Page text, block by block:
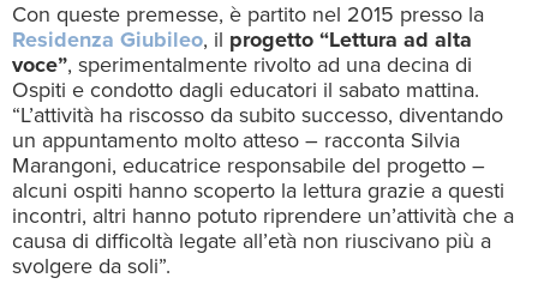
Con queste premesse, è partito nel 2015 presso la
Residenza Giubileo, il progetto “Lettura ad alta
voce”, sperimentalmente rivolto ad una decina di
Ospiti e condotto dagli educatori il sabato mattina.
“L’attività ha riscosso da subito successo, diventando
un appuntamento molto atteso – racconta Silvia
Marangoni, educatrice responsabile del progetto –
alcuni ospiti hanno scoperto la lettura grazie a questi
incontri, altri hanno potuto riprendere un’attività che a
causa di difficoltà legate all’età non riuscivano più a
svolgere da soli”.